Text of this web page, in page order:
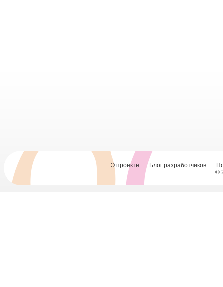
О проекте Блог разработчиков
©